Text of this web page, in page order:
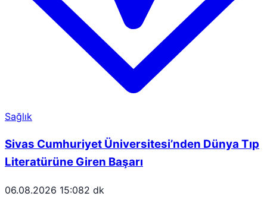
Sağlık
Sivas Cumhuriyet Üniversitesi’nden Dünya Tıp
Literatürüne Giren Başarı
06.08.2026 15:082 dk